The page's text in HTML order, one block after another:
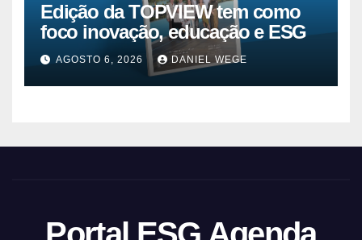
Edição da TOPVIEW tem como
foco inovação, educação e ESG
AGOSTO 6, 2026 DANIEL WEGE